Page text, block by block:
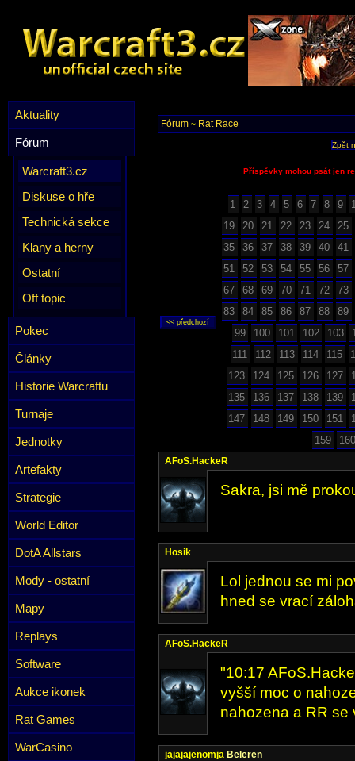
Aktuality
Fórum
Warcraft3.cz
Diskuse o hře
Technická sekce
Klany a herny
Ostatní
Off topic
Pokec
Články
Historie Warcraftu
Turnaje
Jednotky
Artefakty
Strategie
World Editor
DotA Allstars
Mody - ostatní
Mapy
Replays
Software
Aukce ikonek
Rat Games
WarCasino
Fórum ~ Rat Race
Zpět
Příspěvky mohou psát jen
1 2 3 4 5 6 7 8 9
19
20 21 22 23 24
25
35
36 37 38 39 40
41
51
52 53 54 55 56
57
67
68 69 70 71 72
73
83
84 85 86 87 88
89
99
100 101 102 103
111
112 113 114 115
123
124 125 126 127
135
136 137 138 139
147
148 149 150 151
159
160
AFoS.HackeR
Sakra, jsi mě
Hosik
Lol jednou se mi
hned se vrací
AFoS.HackeR
"10:17
vyšší moc o
nahozena a RR se
jajajajenomja Beleren